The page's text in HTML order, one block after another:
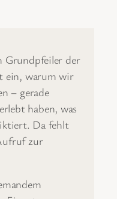
Grundpfeiler der
ein, warum wir
– gerade
haben, was
Da fehlt
zur